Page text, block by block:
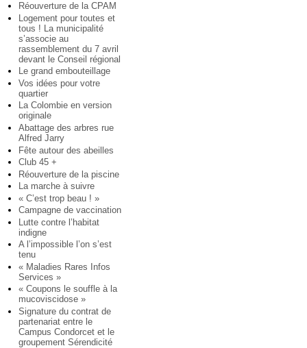
Réouverture de la CPAM
Logement pour toutes et
tous ! La municipalité
s’associe au
rassemblement du 7 avril
devant le Conseil régional
Le grand embouteillage
Vos idées pour votre
quartier
La Colombie en version
originale
Abattage des arbres rue
Alfred Jarry
Fête autour des abeilles
Club 45 +
Réouverture de la piscine
La marche à suivre
« C’est trop beau ! »
Campagne de vaccination
Lutte contre l’habitat
indigne
A l’impossible l’on s’est
tenu
« Maladies Rares Infos
Services »
« Coupons le souffle à la
mucoviscidose »
Signature du contrat de
partenariat entre le
Campus Condorcet et le
groupement Sérendicité